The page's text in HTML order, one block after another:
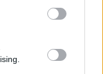
įsitvirtinti